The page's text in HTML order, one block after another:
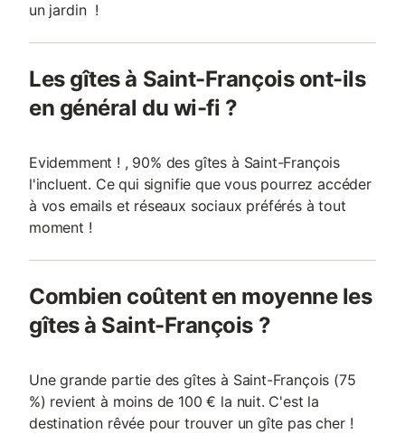
un jardin !
Les gîtes à Saint-François ont-ils
en général du wi-fi ?
Evidemment ! , 90% des gîtes à Saint-François
l'incluent. Ce qui signifie que vous pourrez accéder
à vos emails et réseaux sociaux préférés à tout
moment !
Combien coûtent en moyenne les
gîtes à Saint-François ?
Une grande partie des gîtes à Saint-François (75
%) revient à moins de 100 € la nuit. C'est la
destination rêvée pour trouver un gîte pas cher !